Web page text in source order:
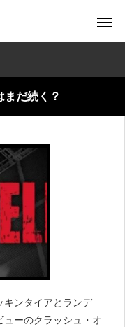
まだ続く？
キンタイアとランデ
ューのクラッシュ・オ